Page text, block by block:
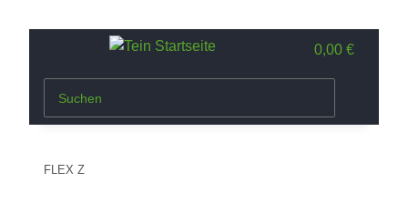
0,00 €
FLEX Z